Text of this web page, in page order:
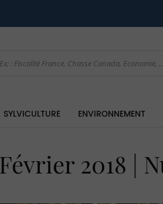
SYLVICULTURE ENVIRONNEMENT
2018 |